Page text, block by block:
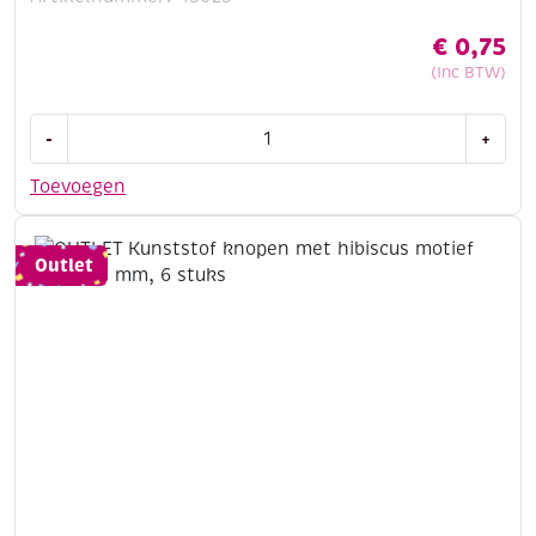
€ 0,75
(Inc BTW)
Toevoegen
-
/
steekmarkers,
16
+
Outlet